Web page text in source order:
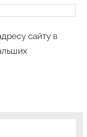
сайту в